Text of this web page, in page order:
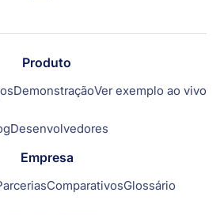
Produto
DemonstraçãoVer exemplo ao vivo
Desenvolvedores
Empresa
ComparativosGlossário